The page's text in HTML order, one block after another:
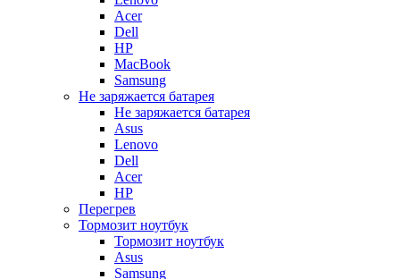
Acer
Dell
HP
MacBook
Samsung
Не заряжается батарея
Не заряжается батарея
Asus
Lenovo
Dell
Acer
HP
Перегрев
Тормозит ноутбук
Тормозит ноутбук
Asus
Samsung